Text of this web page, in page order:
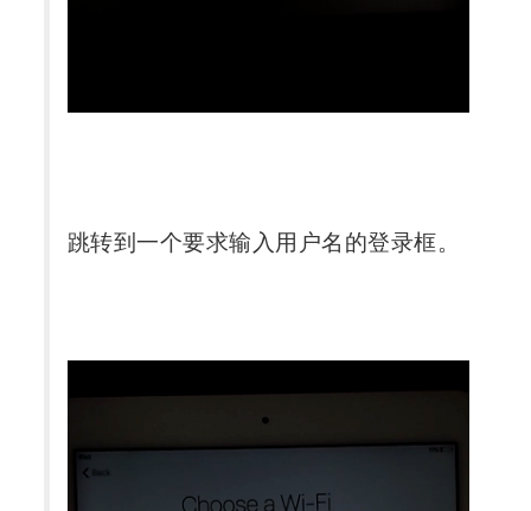
跳转到一个要求输入用户名的登录框。